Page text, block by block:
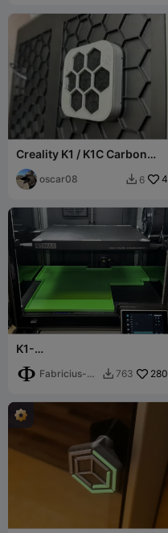
Creality K1 / K1C Carbon
Filter (NO SUPPORTS)
oscar08  6 4
K1-
brius-Design
Fabricius-
 763 280